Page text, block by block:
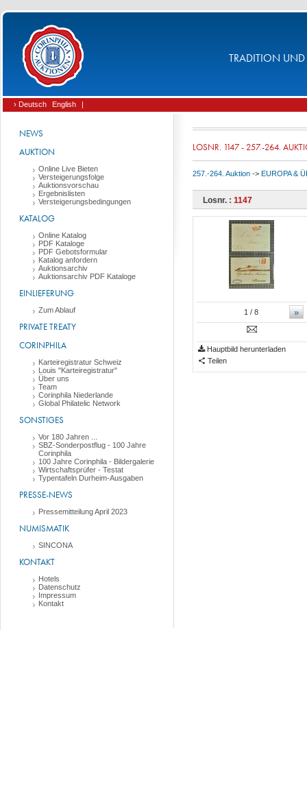
TRADITION UND
› Deutsch English |
NEWS
AUKTION
Online Live Bieten
Versteigerungsfolge
Auktionsvorschau
Ergebnislisten
Versteigerungsbedingungen
KATALOG
Online Katalog
PDF Kataloge
PDF Gebotsformular
Katalog anfordern
Auktionsarchiv
Auktionsarchiv PDF Kataloge
EINLIEFERUNG
Zum Ablauf
PRIVATE TREATY
CORINPHILA
Karteiregistratur Schweiz
Louis "Karteiregistratur"
Über uns
Team
Corinphila Niederlande
Global Philatelic Network
SONSTIGES
Vor 180 Jahren ...
SBZ-Sonderpostflug - 100 Jahre
Corinphila
100 Jahre Corinphila - Bildergalerie
Wirtschaftsprüfer - Testat
Typentafeln Durheim-Ausgaben
PRESSE-NEWS
Pressemitteilung April 2023
NUMISMATIK
SINCONA
KONTAKT
Hotels
Datenschutz
Impressum
Kontakt
LOSNR. 1147 - 257.-264.
257.-264. Auktion -> EUROPA &
Losnr. : 1147
»
1 / 8
Hauptbild herunterladen
Teilen